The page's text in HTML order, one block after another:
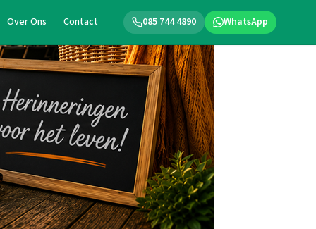
085 744 4890 WhatsApp
Over Ons Contact